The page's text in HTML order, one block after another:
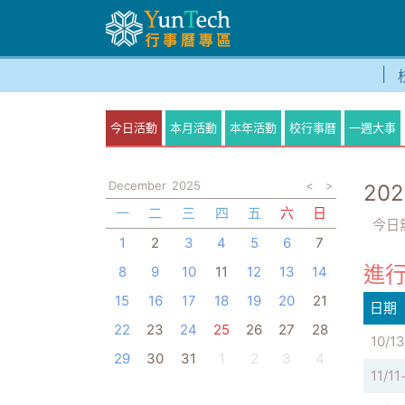
今日活動 本月活動 本年活動 校行事曆 一週大事
December 2025 < >
一 二 三 四 五 六
日
1
2 3 4 5 6
7
8
9 10 11 12 13
14
15
16 17 18 19 20
21
22
23 24 25 26 27
28
29
30 31 1 2 3 4
今日
進
日期
10/13
11/11-